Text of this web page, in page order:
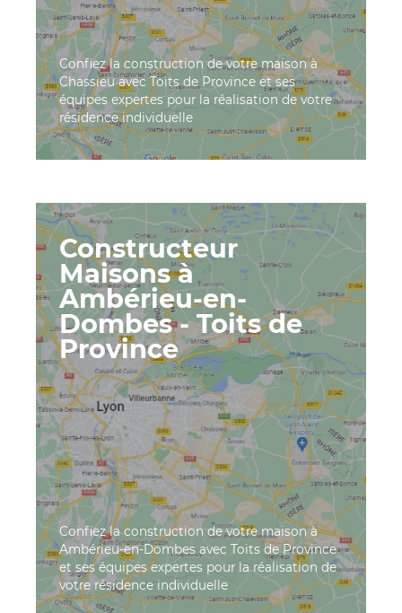
Confiez la construction de votre maison à
Chassieu avec Toits de Province et ses
équipes expertes pour la réalisation de votre
résidence individuelle
Constructeur
Maisons à
Ambérieu-en-
Dombes - Toits de
Province
Confiez la construction de votre maison à
Ambérieu-en-Dombes avec Toits de Province
et ses équipes expertes pour la réalisation de
votre résidence individuelle